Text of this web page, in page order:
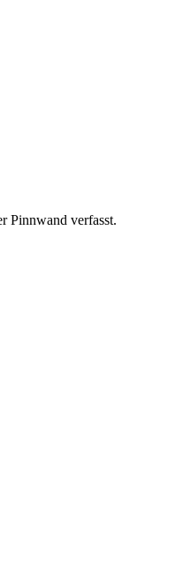
Pinnwand verfasst.